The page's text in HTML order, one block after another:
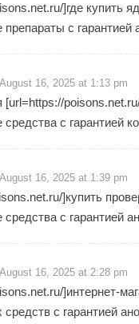
]где купить
с гарантией
August 16, 2025 at 1:13 pm
[url=https://
с гарантией
August 16, 2025 at 1:39 pm
]купить
с гарантией
August 16, 2025 at 2:28 pm
]интернет-
с гарантией